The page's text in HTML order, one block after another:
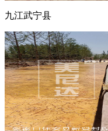
九江武宁县